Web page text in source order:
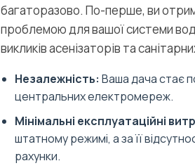
багаторазово. По-перше, ви
проблемою для вашої системи
викликів асенізаторів та
Незалежність: Ваша дача стає
центральних електромереж.
Мінімальні експлуатаційні
штатному режимі, а за її
рахунки.